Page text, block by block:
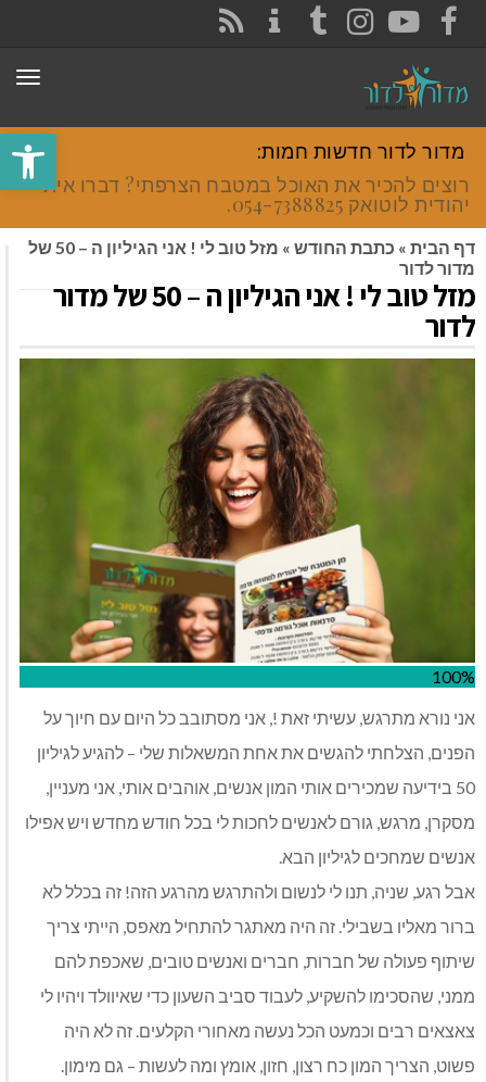
פתח
FACEBOOK
YOUTUBE
INSTAGRAM
TUMBLR
מדור לדור חדשות חמות:
רוצים להכיר את האוכל במטבח הצרפתי? דברו איתי
יהודית לוטואק 054-7388825.
דף הבית » כתבת החודש »
מזל טוב לי ! אני הגיליון ה – 50 של
מדור לדור
מזל טוב לי ! אני הגיליון ה – 50 של מדור
לדור
100%
אני נורא מתרגש, עשיתי זאת !, אני מסתובב כל היום עם חיוך על
הפנים, הצלחתי להגשים את אחת המשאלות שלי – להגיע לגיליון
50 בידיעה שמכירים אותי המון אנשים, אוהבים אותי, אני מעניין,
מסקרן, מרגש, גורם לאנשים לחכות לי בכל חודש מחדש ויש אפילו
אנשים שמחכים לגיליון הבא.
אבל רגע, שניה, תנו לי לנשום ולהתרגש מהרגע הזה! זה בכלל לא
ברור מאליו בשבילי. זה היה מאתגר להתחיל מאפס, הייתי צריך
שיתוף פעולה של חברות, חברים ואנשים טובים, שאכפת להם
ממני, שהסכימו להשקיע, לעבוד סביב השעון כדי שאיוולד ויהיו לי
צאצאים רבים וכמעט הכל נעשה מאחורי הקלעים. זה לא היה
פשוט, הצריך המון כח רצון, חזון, אומץ ומה לעשות – גם מימון.